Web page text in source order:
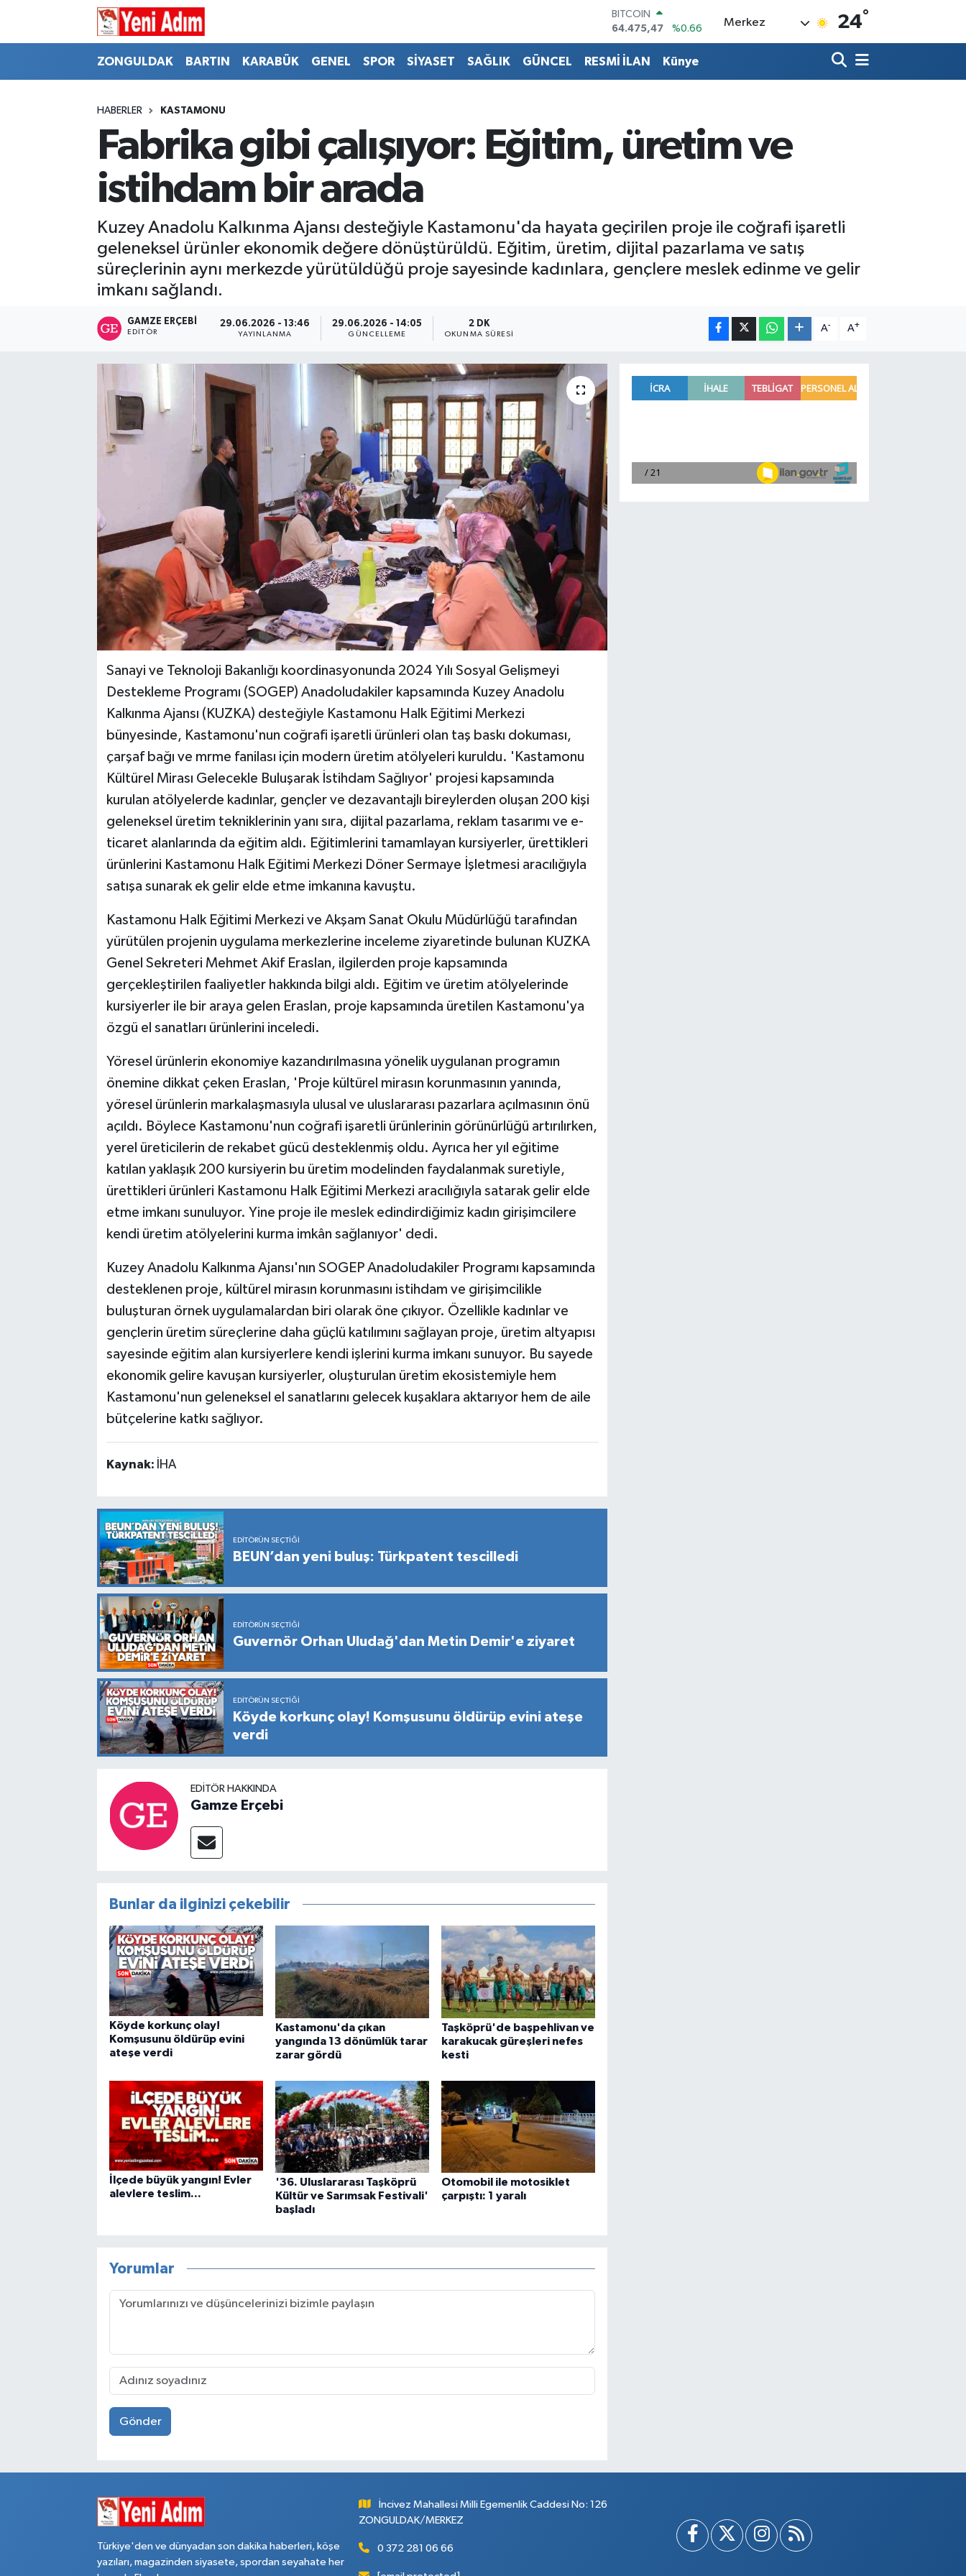
DOLAR
47,5986
%0.06
EURO
55,0700
%0.1
BİST100
%0
BITCOIN
Merkez 24°
ZONGULDAK BARTIN KARABÜK GENEL SPOR SİYASET SAĞLIK GÜNCEL RESMİ İLAN Künye
HABERLER KASTAMONU
Fabrika gibi çalışıyor: Eğitim, üretim ve
istihdam bir arada
Kuzey Anadolu Kalkınma Ajansı desteğiyle Kastamonu'da hayata geçirilen proje ile coğrafi işaretli
geleneksel ürünler ekonomik değere dönüştürüldü. Eğitim, üretim, dijital pazarlama ve satış
süreçlerinin aynı merkezde yürütüldüğü proje sayesinde kadınlara, gençlere meslek edinme ve gelir
imkanı sağlandı.
GAMZE ERÇEBI
EDITÖR
29.06.2026 - 13:46
YAYINLANMA
29.06.2026 - 14:05
GÜNCELLEME
2 DK
OKUNMA SÜRESI
A- A+
Sanayi ve Teknoloji Bakanlığı koordinasyonunda 2024 Yılı Sosyal Gelişmeyi
Destekleme Programı (SOGEP) Anadoludakiler kapsamında Kuzey Anadolu
Kalkınma Ajansı (KUZKA) desteğiyle Kastamonu Halk Eğitimi Merkezi
bünyesinde, Kastamonu'nun coğrafi işaretli ürünleri olan taş baskı dokuması,
çarşaf bağı ve mrme fanilası için modern üretim atölyeleri kuruldu. 'Kastamonu
Kültürel Mirası Gelecekle Buluşarak İstihdam Sağlıyor' projesi kapsamında
kurulan atölyelerde kadınlar, gençler ve dezavantajlı bireylerden oluşan 200 kişi
geleneksel üretim tekniklerinin yanı sıra, dijital pazarlama, reklam tasarımı ve e-
ticaret alanlarında da eğitim aldı. Eğitimlerini tamamlayan kursiyerler, ürettikleri
ürünlerini Kastamonu Halk Eğitimi Merkezi Döner Sermaye İşletmesi aracılığıyla
satışa sunarak ek gelir elde etme imkanına kavuştu.
Kastamonu Halk Eğitimi Merkezi ve Akşam Sanat Okulu Müdürlüğü tarafından
yürütülen projenin uygulama merkezlerine inceleme ziyaretinde bulunan KUZKA
Genel Sekreteri Mehmet Akif Eraslan, ilgilerden proje kapsamında
gerçekleştirilen faaliyetler hakkında bilgi aldı. Eğitim ve üretim atölyelerinde
kursiyerler ile bir araya gelen Eraslan, proje kapsamında üretilen Kastamonu'ya
özgü el sanatları ürünlerini inceledi.
Yöresel ürünlerin ekonomiye kazandırılmasına yönelik uygulanan programın
önemine dikkat çeken Eraslan, 'Proje kültürel mirasın korunmasının yanında,
yöresel ürünlerin markalaşmasıyla ulusal ve uluslararası pazarlara açılmasının önü
açıldı. Böylece Kastamonu'nun coğrafi işaretli ürünlerinin görünürlüğü artırılırken,
yerel üreticilerin de rekabet gücü desteklenmiş oldu. Ayrıca her yıl eğitime
katılan yaklaşık 200 kursiyerin bu üretim modelinden faydalanmak suretiyle,
ürettikleri ürünleri Kastamonu Halk Eğitimi Merkezi aracılığıyla satarak gelir elde
etme imkanı sunuluyor. Yine proje ile meslek edindirdiğimiz kadın girişimcilere
kendi üretim atölyelerini kurma imkân sağlanıyor' dedi.
Kuzey Anadolu Kalkınma Ajansı'nın SOGEP Anadoludakiler Programı kapsamında
desteklenen proje, kültürel mirasın korunmasını istihdam ve girişimcilikle
buluşturan örnek uygulamalardan biri olarak öne çıkıyor. Özellikle kadınlar ve
gençlerin üretim süreçlerine daha güçlü katılımını sağlayan proje, üretim altyapısı
sayesinde eğitim alan kursiyerlere kendi işlerini kurma imkanı sunuyor. Bu sayede
ekonomik gelire kavuşan kursiyerler, oluşturulan üretim ekosistemiyle hem
Kastamonu'nun geleneksel el sanatlarını gelecek kuşaklara aktarıyor hem de aile
bütçelerine katkı sağlıyor.
Kaynak: İHA
EDITÖRÜN SEÇTIĞI
BEUN’dan yeni buluş: Türkpatent tescilledi
EDITÖRÜN SEÇTIĞI
Guvernör Orhan Uludağ'dan Metin Demir'e ziyaret
EDITÖRÜN SEÇTIĞI
Köyde korkunç olay! Komşusunu öldürüp evini ateşe
verdi
EDITÖR HAKKINDA
Gamze Erçebi
Bunlar da ilginizi çekebilir
Köyde korkunç olay!
Komşusunu öldürüp evini
ateşe verdi
Kastamonu'da çıkan
yangında 13 dönümlük tarar
zarar gördü
Taşköprü'de başpehlivan ve
karakucak güreşleri nefes
kesti
İlçede büyük yangın! Evler
alevlere teslim...
'36. Uluslararası Taşköprü
Kültür ve Sarımsak Festivali'
başladı
Otomobil ile motosiklet
çarpıştı: 1 yaralı
Yorumlar
Gönder
Türkiye'den ve dünyadan son dakika haberleri, köşe
yazıları, magazinden siyasete, spordan seyahate her
İncivez Mahallesi Milli Egemenlik Caddesi No: 126
ZONGULDAK/MERKEZ
0 372 281 06 66
ZONGULDAK
ZONGULDAK
Zonguldak Hava Durumu
Süper Lig Puan Durumu ve Fikstür
Son Dakika Haberleri